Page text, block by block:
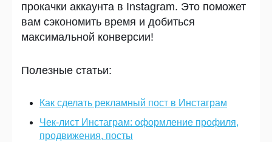
прокачки аккаунта в Instagram. Это поможет
вам сэкономить время и добиться
максимальной конверсии!
Полезные статьи:
Как сделать рекламный пост в Инстаграм
Чек-лист Инстаграм: оформление профиля,
продвижения, посты